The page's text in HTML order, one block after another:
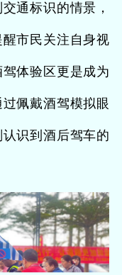
通标识的情景，
市民关注自身视
体验区更是成为
佩戴酒驾模拟眼
识到酒后驾车的